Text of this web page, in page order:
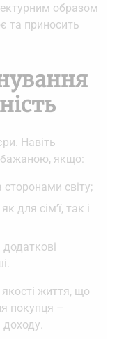
образом
та приносить
Навіть
бажаною, якщо:
світу;
для сім’ї, так і
додаткові
життя, що
покупця –
доходу.